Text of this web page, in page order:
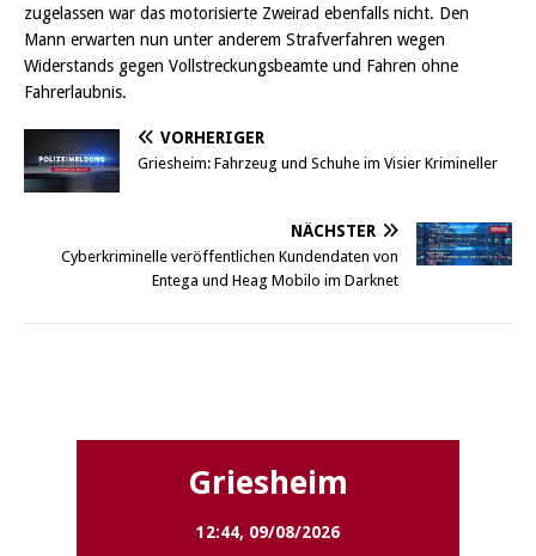
zugelassen war das motorisierte Zweirad ebenfalls nicht. Den
Mann erwarten nun unter anderem Strafverfahren wegen
Widerstands gegen Vollstreckungsbeamte und Fahren ohne
Fahrerlaubnis.
VORHERIGER
Griesheim: Fahrzeug und Schuhe im Visier Krimineller
NÄCHSTER
Cyberkriminelle veröffentlichen Kundendaten von
Entega und Heag Mobilo im Darknet
Griesheim
12:44, 09/08/2026